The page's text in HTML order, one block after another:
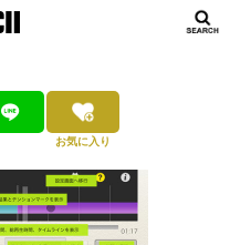
お気に入り